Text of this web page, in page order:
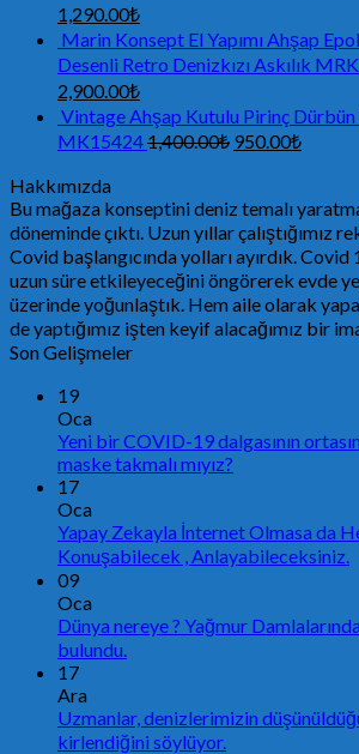
1,290.00₺
Marin Konsept El Yapımı Ahşap
Desenli Retro Denizkızı Askılık
2,900.00₺
Vintage Ahşap Kutulu Pirinç Dürbün
MK154241,400.00₺ 950.00₺
Hakkımızda
Bu mağaza konseptini deniz temalı
döneminde çıktı. Uzun yıllar çalıştığımız
Covid başlangıcında yolları ayırdık. Covid
uzun süre etkileyeceğini öngörerek evde
üzerinde yoğunlaştık. Hem aile olarak
de yaptığımız işten keyif alacağımız bir
Son Gelişmeler
19
Oca
Yeni bir COVID-19 dalgasının
maske takmalı mıyız?
17
Oca
Yapay Zekayla İnternet Olmasa da
Konuşabilecek , Anlayabileceksiniz.
09
Oca
Dünya nereye ? Yağmur
bulundu.
17
Ara
Uzmanlar, denizlerimizin
kirlendiğini söylüyor.